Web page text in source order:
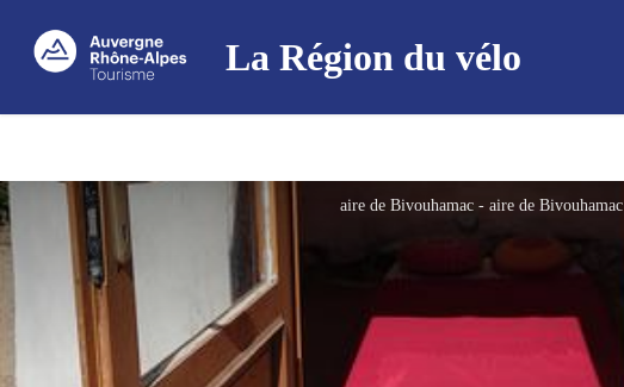
La Région du vélo
aire de Bivouhamac - aire de Bivouhamac